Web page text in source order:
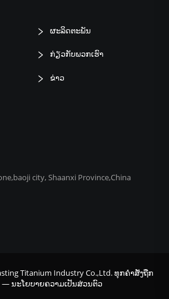
ຜະລິດຕະພັນ
ກ່ຽວກັບພວກເຮົາ
ຂ່າວ
city, Shaanxi Province,China
Titanium Industry Co.,Ltd. ທຸກຄໍາສັ່ງຖືກ
—ນະໂຍບາຍຄວາມເປັນສ່ວນຕົວ